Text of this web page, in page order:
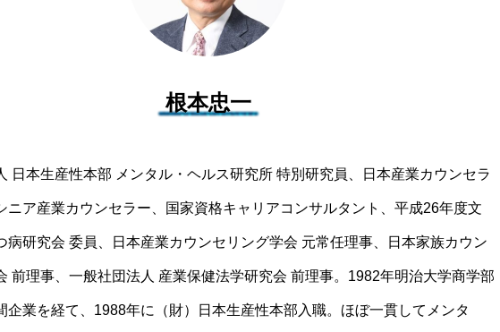
根本忠一
日本生産性本部 メンタル・ヘルス研究所 特別研究員、日本産業カウンセラ
ニア産業カウンセラー、国家資格キャリアコンサルタント、平成26年度文
病研究会 委員、日本産業カウンセリング学会 元常任理事、日本家族カウン
前理事、一般社団法人 産業保健法学研究会 前理事。1982年明治大学商学部
企業を経て、1988年に（財）日本生産性本部入職。ほぼ一貫してメンタ